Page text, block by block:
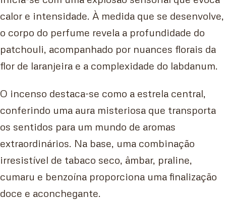
calor e intensidade. À medida que se desenvolve,
o corpo do perfume revela a profundidade do
patchouli, acompanhado por nuances florais da
flor de laranjeira e a complexidade do labdanum.
O incenso destaca-se como a estrela central,
conferindo uma aura misteriosa que transporta
os sentidos para um mundo de aromas
extraordinários. Na base, uma combinação
irresistível de tabaco seco, âmbar, praline,
cumaru e benzoína proporciona uma finalização
doce e aconchegante.